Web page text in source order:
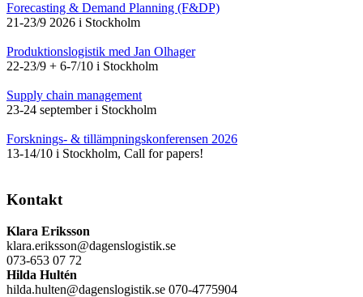
Forecasting & Demand Planning (F&DP)
21-23/9 2026 i Stockholm
Produktionslogistik med Jan Olhager
22-23/9 + 6-7/10 i Stockholm
Supply chain management
23-24 september i Stockholm
Forsknings- & tillämpningskonferensen 2026
13-14/10 i Stockholm, Call for papers!
Kontakt
Klara Eriksson
klara.eriksson@dagenslogistik.se
073-653 07 72
Hilda Hultén
hilda.hulten@dagenslogistik.se 070-4775904